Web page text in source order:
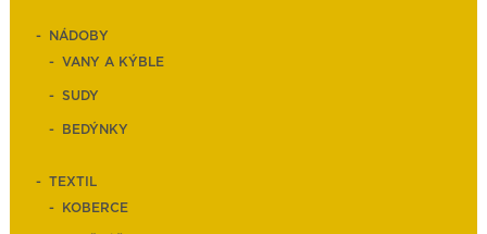
NÁDOBY
VANY A KÝBLE
SUDY
BEDÝNKY
TEXTIL
KOBERCE